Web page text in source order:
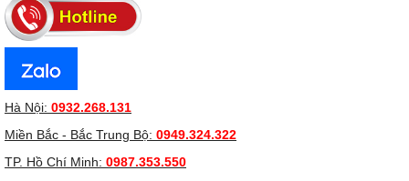
Hà Nội: 0932.268.131
Miền Bắc - Bắc Trung Bộ: 0949.324.322
TP. Hồ Chí Minh: 0987.353.550